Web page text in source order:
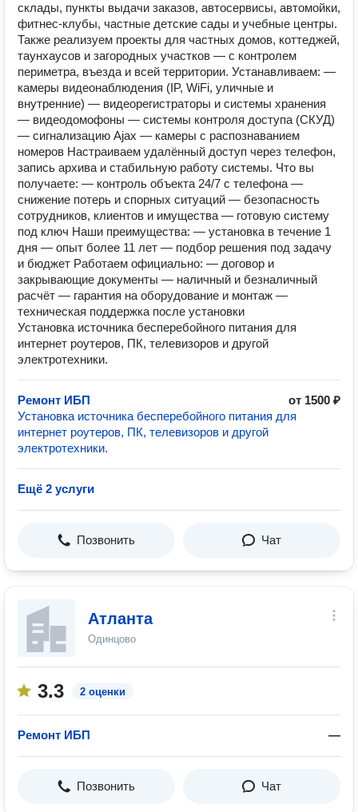
склады, пункты выдачи заказов, автосервисы, автомойки,
фитнес-клубы, частные детские сады и учебные центры.
Также реализуем проекты для частных домов, коттеджей,
таунхаусов и загородных участков — с контролем
периметра, въезда и всей территории. Устанавливаем: —
камеры видеонаблюдения (IP, WiFi, уличные и
внутренние) — видеорегистраторы и системы хранения
— видеодомофоны — системы контроля доступа (СКУД)
— сигнализацию Ajax — камеры с распознаванием
номеров Настраиваем удалённый доступ через телефон,
запись архива и стабильную работу системы. Что вы
получаете: — контроль объекта 24/7 с телефона —
снижение потерь и спорных ситуаций — безопасность
сотрудников, клиентов и имущества — готовую систему
под ключ Наши преимущества: — установка в течение 1
дня — опыт более 11 лет — подбор решения под задачу
и бюджет Работаем официально: — договор и
закрывающие документы — наличный и безналичный
расчёт — гарантия на оборудование и монтаж —
техническая поддержка после установки
Установка источника бесперебойного питания для
интернет роутеров, ПК, телевизоров и другой
электротехники.
Ремонт ИБП
от 1500 ₽
Установка источника бесперебойного питания для
интернет роутеров, ПК, телевизоров и другой
электротехники.
Ещё 2 услуги
Позвонить Чат
Атланта
Одинцово
3.3 2 оценки
Ремонт ИБП —
Позвонить Чат